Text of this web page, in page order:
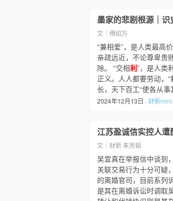
墨家的悲剧根源｜识
文｜傅绍万
“兼相爱”，是人类最高
亲疏远近，不论尊卑贵
除。 “交相利”，是人类
正义。人人都要劳动，
长，天下百工“使各从
2024年12月13日 · 财新
江苏盈诚信实控人
文｜财新 朱亮韬
吴宜真在举报信中谈到
关联交易行为十分可疑
的离婚官司，目前系列
是其在离婚诉讼时调取